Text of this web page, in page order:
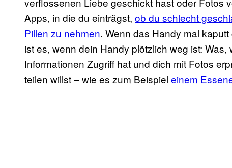
Apps, in die du einträgst, ob du schlecht
Pillen zu nehmen. Wenn das Handy mal
ist es, wenn dein Handy plötzlich weg ist:
Informationen Zugriff hat und dich mit Fotos
teilen willst – wie es zum Beispiel einem